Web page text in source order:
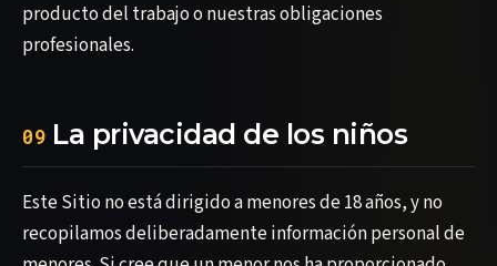
producto del trabajo o nuestras obligaciones
profesionales.
09 La privacidad de los niños
Este Sitio no está dirigido a menores de 18 años, y no
recopilamos deliberadamente información personal de